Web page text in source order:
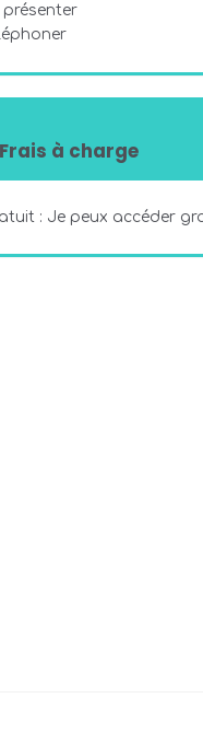
présenter
Frais à charge
: Je peux accéder